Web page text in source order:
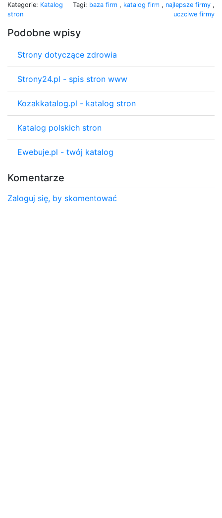
Kategorie: Katalog
stron
Tagi: baza firm , katalog firm , najlepsze firmy ,
uczciwe firmy
Podobne wpisy
Strony dotyczące zdrowia
Strony24.pl - spis stron www
Kozakkatalog.pl - katalog stron
Katalog polskich stron
Ewebuje.pl - twój katalog
Komentarze
Zaloguj się, by skomentować